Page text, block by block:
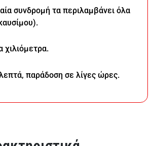
συνδρομή τα περιλαμβάνει όλα
χιλιόμετρα.
παράδοση σε λίγες ώρες.